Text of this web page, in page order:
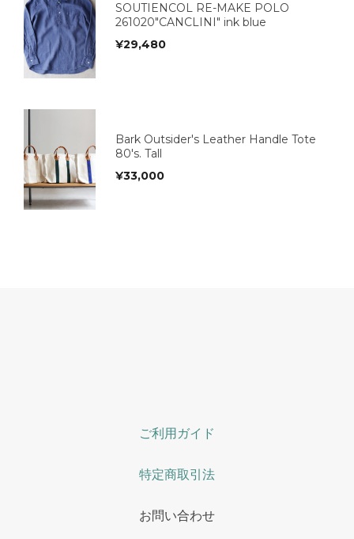
SOUTIENCOL RE-MAKE POLO
261020"CANCLINI" ink blue
¥29,480
Bark Outsider's Leather Handle Tote
80's. Tall
¥33,000
ご利用ガイド
特定商取引法
お問い合わせ